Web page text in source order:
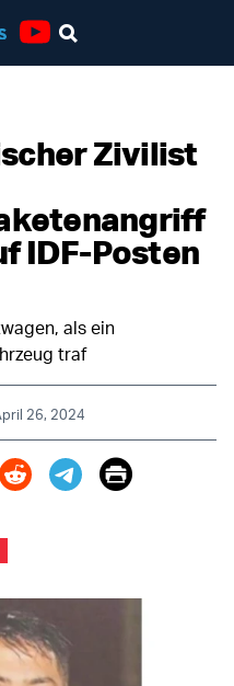
Zivilist
IDF-Posten
als ein
traf
26, 2024
Print